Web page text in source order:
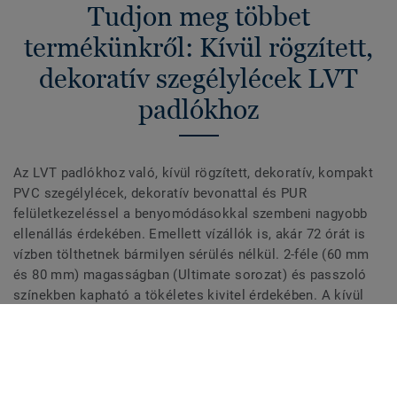
Tudjon meg többet
termékünkről: Kívül rögzített,
dekoratív szegélylécek LVT
padlókhoz
Az LVT padlókhoz való, kívül rögzített, dekoratív, kompakt
PVC szegélylécek, dekoratív bevonattal és PUR
felületkezeléssel a benyomódásokkal szembeni nagyobb
ellenállás érdekében. Emellett vízállók is, akár 72 órát is
vízben tölthetnek bármilyen sérülés nélkül. 2-féle (60 mm
és 80 mm) magasságban (Ultimate sorozat) és passzoló
színekben kapható a tökéletes kivitel érdekében. A kívül